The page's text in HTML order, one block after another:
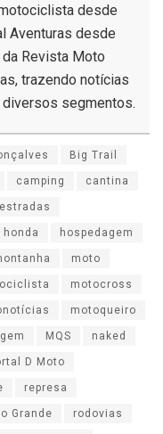
desde
Aventuras desde
Revista Moto
trazendo notícias
segmentos.
Big Trail
camping cantina
estradas
honda hospedagem
moto
motocross
motoqueiro
MQS naked
D Moto
represa
Grande rodovias